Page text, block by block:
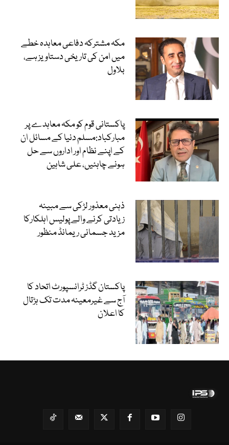
مکہ مشترکہ دفاعی معاہدہ خطے
میں امن کی تاریخی دستاویز ہے،
بلاول
پاکستانی قوم کو مکہ معاہدے پر
مبارکباد:مسلم دنیا کے مسائل ان
کے اپنے نظام اور اداروں سے حل
ہونے چاہئیں، علی شاہین
ذہنی معذور لڑکی سے مبینہ
زیادتی کرنے والے پولیس اہلکارکا
مزید جسمانی ریمانڈ منظور
پاکستان گڈز ٹرانسپورٹ اتحاد کا
آج سے غیرمعینہ مدت تک ہڑتال
کا اعلان